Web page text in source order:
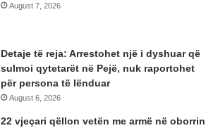
August 7, 2026
Detaje të reja: Arrestohet një i dyshuar që
sulmoi qytetarët në Pejë, nuk raportohet
për persona të lënduar
August 6, 2026
22 vjeçari qëllon vetën me armë në oborrin